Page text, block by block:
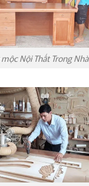
Nội Thất Trong Nhà